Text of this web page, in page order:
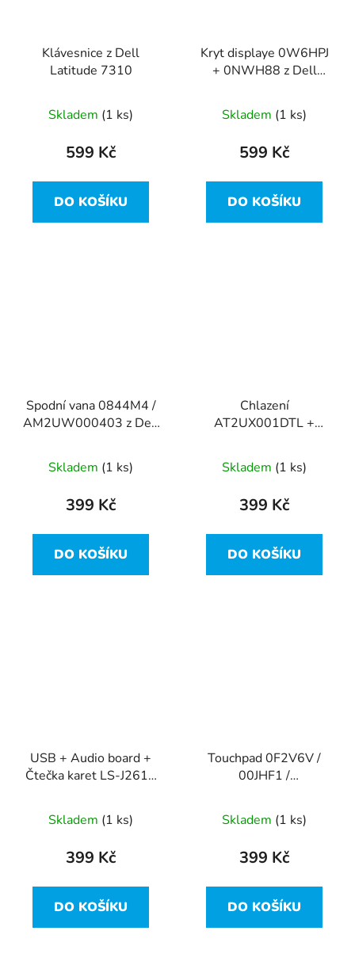
Klávesnice z Dell
Latitude 7310
Skladem (1 ks)
599 Kč
DO KOŠÍKU
Kryt displaye 0W6HPJ
+ 0NWH88 z Dell
Skladem (1 ks)
599 Kč
DO KOŠÍKU
Spodní vana 0844M4 /
AM2UW000403 z Dell
Skladem (1 ks)
399 Kč
DO KOŠÍKU
Chlazení
AT2UX001DTL +
Dell Latitude 7310
Skladem (1 ks)
399 Kč
DO KOŠÍKU
USB + Audio board +
Čtečka karet LS-J261P
Skladem (1 ks)
399 Kč
DO KOŠÍKU
Touchpad 0F2V6V /
00JHF1 /
Latitude 7310
Skladem (1 ks)
399 Kč
DO KOŠÍKU